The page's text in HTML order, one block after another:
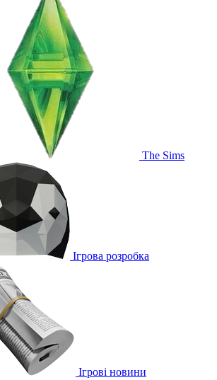
The Sims
Ігрова розробка
Ігрові новини